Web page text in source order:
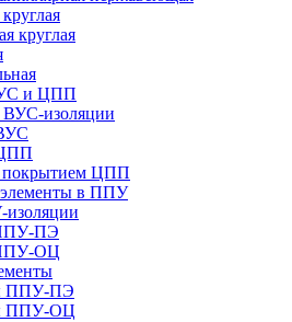
круглая
и ЦПП
ВУС-изоляции
покрытием ЦПП
в ППУ
ПЭ
ОЦ
ППУ-ПЭ
ППУ-ОЦ